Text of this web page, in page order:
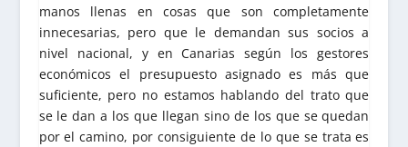
manos llenas en cosas que son completamente
innecesarias, pero que le demandan sus socios a
nivel nacional, y en Canarias según los gestores
económicos el presupuesto asignado es más que
suficiente, pero no estamos hablando del trato que
se le dan a los que llegan sino de los que se quedan
por el camino, por consiguiente de lo que se trata es